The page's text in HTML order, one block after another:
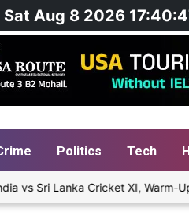
Sat Aug 8 2026
Politics Tech
Cricket XI, Warm-Up Match